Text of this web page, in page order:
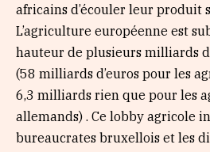
africains d’écouler leur produit
L’agriculture européenne est
hauteur de plusieurs milliards
(58 milliards d’euros pour les
6,3 milliards rien que pour les
allemands) . Ce lobby agricole
bureaucrates bruxellois et les